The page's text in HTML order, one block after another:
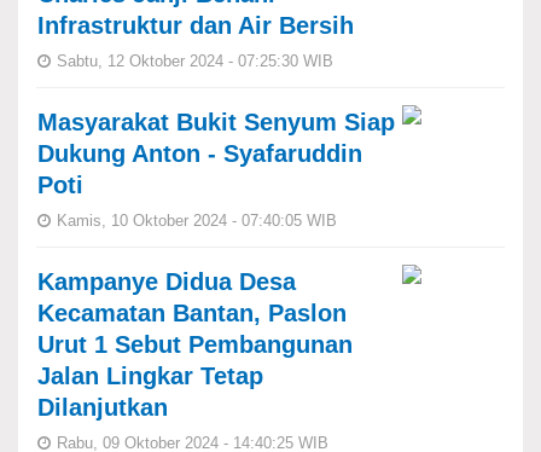
Infrastruktur dan Air Bersih
Sabtu, 12 Oktober 2024 - 07:25:30 WIB
Masyarakat Bukit Senyum Siap
Dukung Anton - Syafaruddin
Poti
Kamis, 10 Oktober 2024 - 07:40:05 WIB
Kampanye Didua Desa
Kecamatan Bantan, Paslon
Urut 1 Sebut Pembangunan
Jalan Lingkar Tetap
Dilanjutkan
Rabu, 09 Oktober 2024 - 14:40:25 WIB